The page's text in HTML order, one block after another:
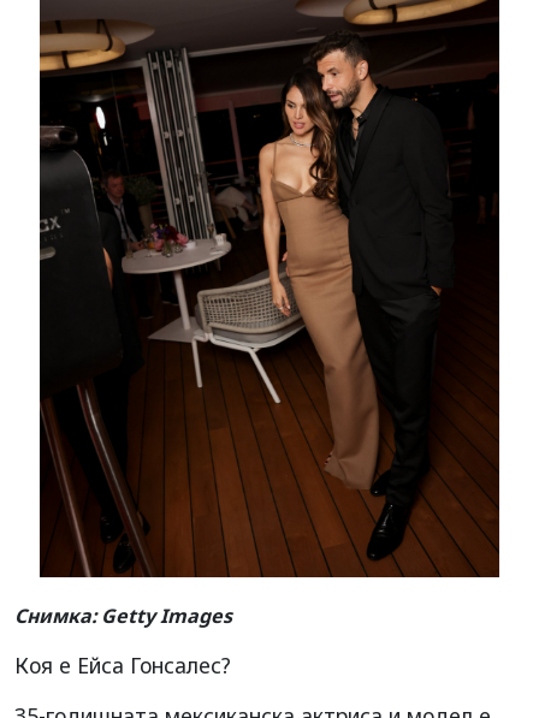
Снимка: Getty Images
Коя е Ейса Гонсалес?